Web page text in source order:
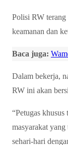
Polisi RW terang
keamanan dan
Baca juga:
Dalam bekerja,
RW ini akan
“Petugas
masyarakat
sehari-hari